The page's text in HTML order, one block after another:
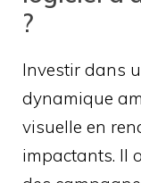
?
Investir dans
dynamique
visuelle en
impactants. Il